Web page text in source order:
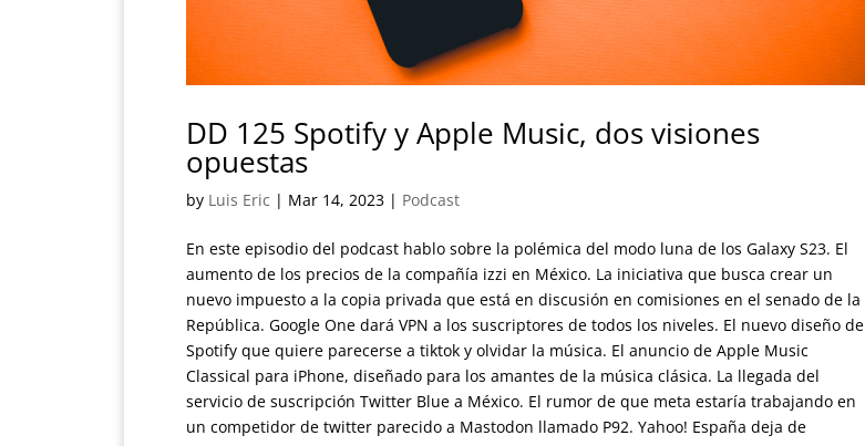
DD 125 Spotify y Apple Music, dos visiones
opuestas
by Luis Eric | Mar 14, 2023 | Podcast
En este episodio del podcast hablo sobre la polémica del modo luna de los Galaxy S23. El
aumento de los precios de la compañía izzi en México. La iniciativa que busca crear un
nuevo impuesto a la copia privada que está en discusión en comisiones en el senado de la
República. Google One dará VPN a los suscriptores de todos los niveles. El nuevo diseño de
Spotify que quiere parecerse a tiktok y olvidar la música. El anuncio de Apple Music
Classical para iPhone, diseñado para los amantes de la música clásica. La llegada del
servicio de suscripción Twitter Blue a México. El rumor de que meta estaría trabajando en
un competidor de twitter parecido a Mastodon llamado P92. Yahoo! España deja de